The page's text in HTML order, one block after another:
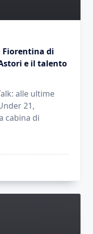
Fiorentina di
e il talento
alle ultime
21,
cabina di